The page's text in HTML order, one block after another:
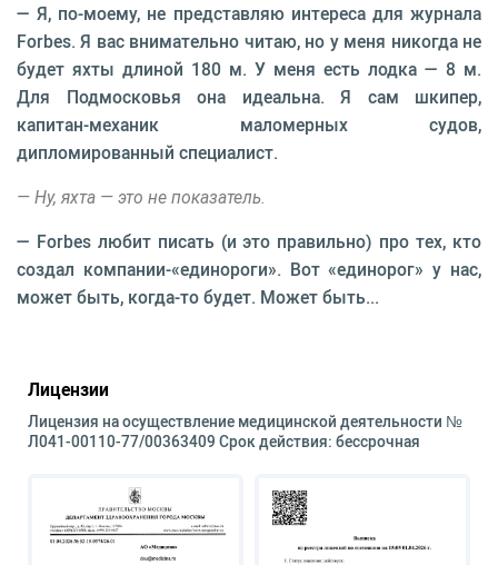
— Я, по-моему, не представляю интереса для журнала
Forbes. Я вас внимательно читаю, но у меня никогда не
будет яхты длиной 180 м. У меня есть лодка — 8 м.
Для Подмосковья она идеальна. Я сам шкипер,
капитан-механик маломерных судов,
дипломированный специалист.
— Ну, яхта — это не показатель.
— Forbes любит писать (и это правильно) про тех, кто
создал компании-«единороги». Вот «единорог» у нас,
может быть, когда-то будет. Может быть...
Лицензии
Лицензия на осуществление медицинской деятельности №
Л041-00110-77/00363409 Срок действия: бессрочная